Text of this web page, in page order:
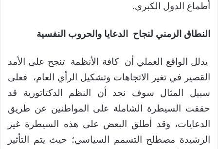
أطماع الدول الكبرى.
النطاق الزمني لنجاح الدعايا والحروب النفسية
يدلل الواقع العملي أن كافة الأنظمة تنجح على الأمد
القصير في تغير الاتجاهات وتشكيل الرأي العام، فعلى
سبيل المثال سوف نجد أن النظم الدكتاتورية قد
حققت السيطرة الشاملة على المواطنين عن طريق
الدعايات، وقد أطلق البعض على هذه السيطرة غير
الرشيدة مصطلح التسمم السياسي؛ حيث يتم التأثير